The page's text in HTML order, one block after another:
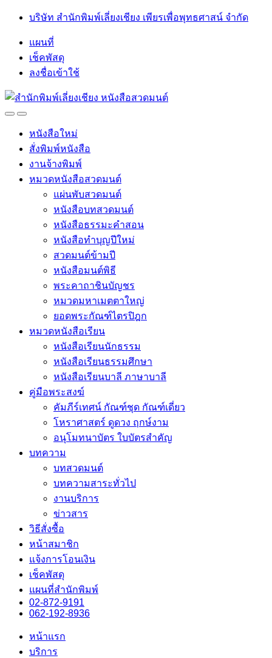
Skip
navigation
Skip
บริษัท สำนักพิมพ์เลี่ยงเชียง เพียรเพื่อพุทธศาสน์ จำกัด
แผนที่
เช็คพัสดุ
ลงชื่อเข้าใช้
OpenClose
หนังสือใหม่
สั่งพิมพ์หนังสือ
งานจ้างพิมพ์
หมวดหนังสือสวดมนต์
แผ่นพับสวดมนต์
หนังสือบทสวดมนต์
หนังสือธรรมะคำสอน
หนังสือทำบุญปีใหม่
สวดมนต์ข้ามปี
หนังสือมนต์พิธี
พระคาถาชินบัญชร
หมวดมหาเมตตาใหญ่
ยอดพระกัณฑ์ไตรปิฎก
หมวดหนังสือเรียน
หนังสือเรียนนักธรรม
หนังสือเรียนธรรมศึกษา
หนังสือเรียนบาลี ภาษาบาลี
คู่มือพระสงฆ์
คัมภีร์เทศน์ กัณฑ์ชุด กัณฑ์เดี่ยว
โหราศาสตร์ ดูดวง ฤกษ์งาม
อนุโมทนาบัตร ใบบัตรสำคัญ
บทความ
บทสวดมนต์
บทความสาระทั่วไป
งานบริการ
ข่าวสาร
วิธีสั่งซื้อ
หน้าสมาชิก
แจ้งการโอนเงิน
เช็คพัสดุ
แผนที่สำนักพิมพ์
02-872-9191
062-192-8936
หน้าแรก
บริการ